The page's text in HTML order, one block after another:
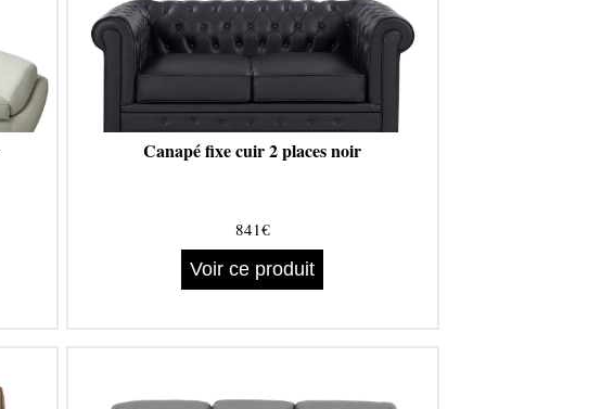
Canapé fixe cuir 2 places noir
841€
Voir ce produit